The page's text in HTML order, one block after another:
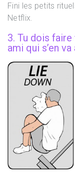
Fini les petits
Netflix.
3. Tu dois
ami qui s’en